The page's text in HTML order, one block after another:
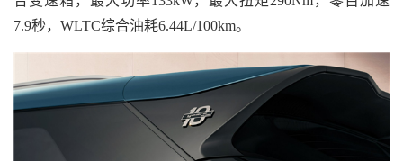
7.9秒，WLTC综合油耗6.44L/100km。